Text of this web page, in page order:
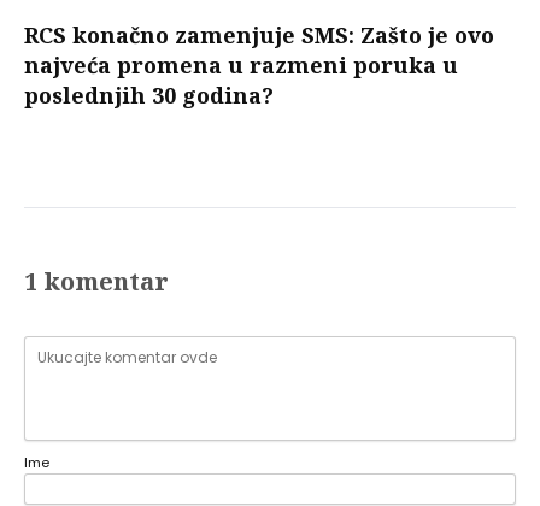
RCS konačno zamenjuje SMS: Zašto je ovo
najveća promena u razmeni poruka u
poslednjih 30 godina?
1 komentar
Ime